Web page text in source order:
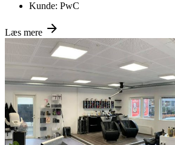
Kunde: PwC
Læs mere